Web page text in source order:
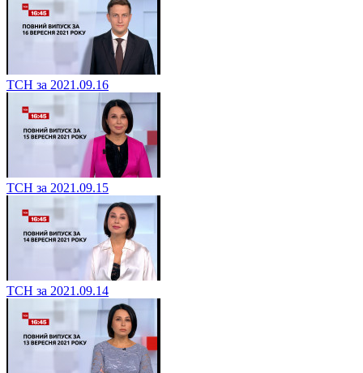
ТСН за 2021.09.16
ТСН за 2021.09.15
ТСН за 2021.09.14